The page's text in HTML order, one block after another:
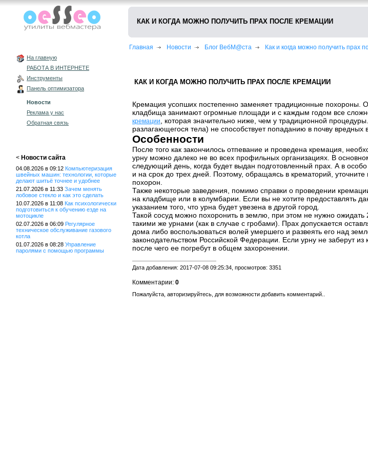
На главную
РАБОТА В ИНТЕРНЕТЕ
Инструменты
Панель оптимизатора
Новости
Реклама у нас
Обратная связь
< Новости сайта
04.08.2026 в 09:12 Компьютеризация
швейных машин: технологии, которые
делают шитьё точнее и удобнее
21.07.2026 в 11:33 Зачем менять
лобовое стекло и как это сделать
10.07.2026 в 11:08 Как психологически
подготовиться к обучению езде на
мотоцикле
02.07.2026 в 06:09 Регулярное
техническое обслуживание газового
котла
01.07.2026 в 08:28 Управление
паролями с помощью программы
КАК И КОГДА МОЖНО ПОЛУЧИТЬ ПРАХ ПОСЛЕ КРЕМАЦИИ
Главная Новости Блог ВебМ@ста Как и когда можно получить прах
КАК И КОГДА МОЖНО ПОЛУЧИТЬ ПРАХ ПОСЛЕ КРЕМАЦИИ
Кремация усопших постепенно заменяет традиционные похороны.
кладбища занимают огромные площади и с каждым годом все
кремации
, которая значительно ниже, чем у традиционной
разлагающегося тела) не способствует попаданию в почву вредных
Особенности
После того как закончилось отпевание и проведена кремация,
урну можно далеко не во всех профильных организациях. В
следующий день, когда будет выдан подготовленный прах. А в
и на срок до трех дней. Поэтому, обращаясь в крематорий,
похорон.
Также некоторые заведения, помимо справки о проведении
на кладбище или в колумбарии. Если вы не хотите предоставлять
указанием того, что урна будет увезена в другой город.
Такой сосуд можно похоронить в землю, при этом не нужно
такими же урнами (как в случае с гробами). Прах допускается
дома либо воспользоваться волей умершего и развеять его над
законодательством Российской Федерации. Если урну не заберут из
после чего ее погребут в общем захоронении.
Дата добавления: 2017-07-08 09:25:34, просмотров: 3351
Комментарии: 0
Пожалуйста, авторизируйтесь, для возможности добавить комментарий..